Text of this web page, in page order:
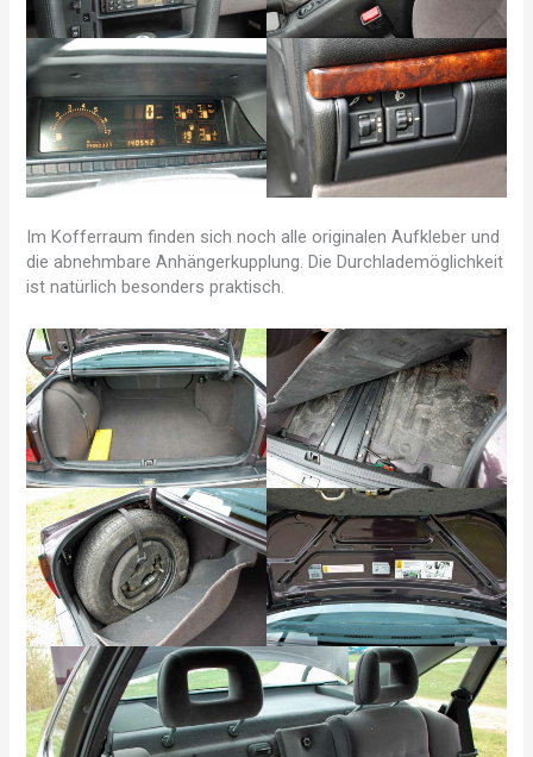
Im Kofferraum finden sich noch alle originalen Aufkleber und
die abnehmbare Anhängerkupplung. Die Durchlademöglichkeit
ist natürlich besonders praktisch.